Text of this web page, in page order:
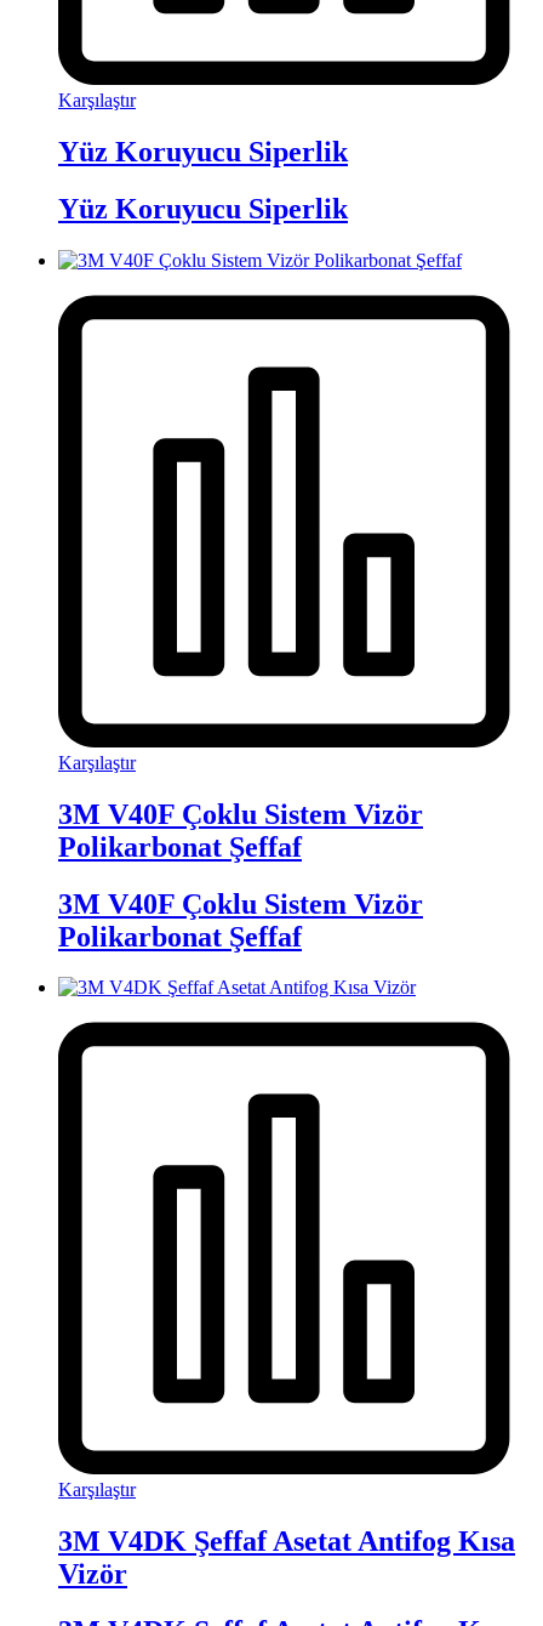
Karşılaştır
Yüz Koruyucu Siperlik
Yüz Koruyucu Siperlik
Karşılaştır
3M V40F Çoklu Sistem Vizör
Polikarbonat Şeffaf
3M V40F Çoklu Sistem Vizör
Polikarbonat Şeffaf
Karşılaştır
3M V4DK Şeffaf Asetat Antifog Kısa
Vizör